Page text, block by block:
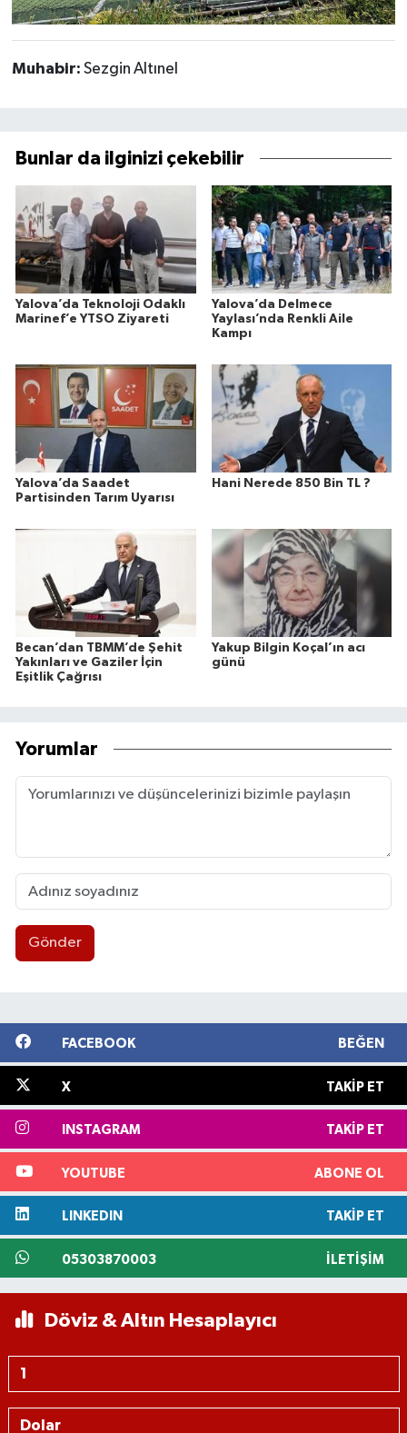
Muhabir: Sezgin Altınel
Bunlar da ilginizi çekebilir
Yalova’da Teknoloji Odaklı
Marinef’e YTSO Ziyareti
Yalova’da Delmece
Yaylası’nda Renkli Aile
Kampı
Yalova’da Saadet
Partisinden Tarım Uyarısı
Hani Nerede 850 Bin TL ?
Becan’dan TBMM’de Şehit
Yakınları ve Gaziler İçin
Eşitlik Çağrısı
Yakup Bilgin Koçal’ın acı
günü
Yorumlar
Gönder
FACEBOOK BEĞEN
X TAKIP ET
INSTAGRAM TAKIP ET
YOUTUBE ABONE OL
LINKEDIN TAKIP ET
05303870003 İLETIŞIM
Döviz & Altın Hesaplayıcı